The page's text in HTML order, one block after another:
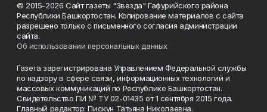
© 2015-2026 Сайт газеты "Звезда" Гафурийского района
Республики Башкортостан. Копирование материалов с сайта
разрешено только с письменного согласия администрации
сайта.
Об использовании персональных данных
Газета зарегистрирована Управлением Федеральной службы
по надзору в сфере связи, информационных технологий и
массовых коммуникаций по Республике Башкортостан.
Свидетельство ПИ № ТУ 02-01435 от 1 сентября 2015 года.
Главный редактор: Пискун Татьяна Николаевна.